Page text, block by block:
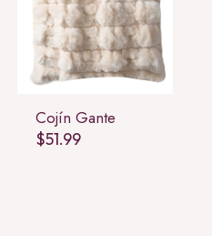
Cojín Gante
$51.99